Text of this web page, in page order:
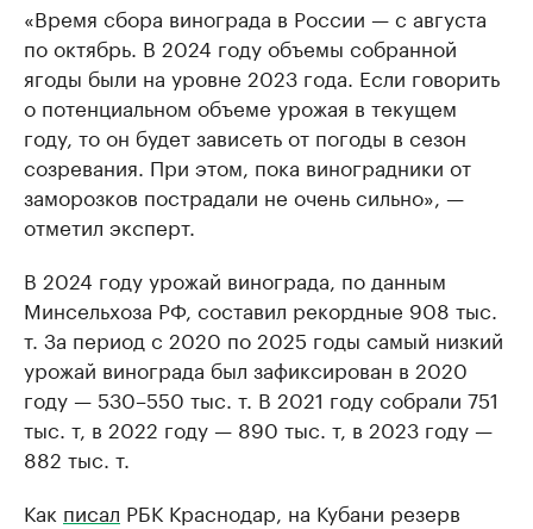
«Время сбора винограда в России — с августа
по октябрь. В 2024 году объемы собранной
ягоды были на уровне 2023 года. Если говорить
о потенциальном объеме урожая в текущем
году, то он будет зависеть от погоды в сезон
созревания. При этом, пока виноградники от
заморозков пострадали не очень сильно», —
отметил эксперт.
В 2024 году урожай винограда, по данным
Минсельхоза РФ, составил рекордные 908 тыс.
т. За период с 2020 по 2025 годы самый низкий
урожай винограда был зафиксирован в 2020
году — 530–550 тыс. т. В 2021 году собрали 751
тыс. т, в 2022 году — 890 тыс. т, в 2023 году —
882 тыс. т.
Как писал РБК Краснодар, на Кубани резерв